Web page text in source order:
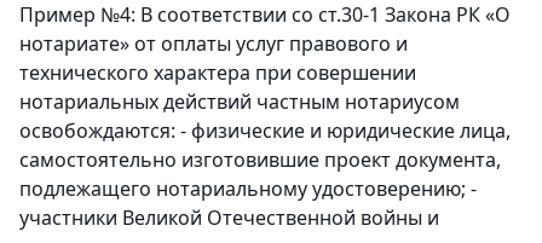
Пример №4: В соответствии со ст.30-1 Закона РК «О
нотариате» от оплаты услуг правового и
технического характера при совершении
нотариальных действий частным нотариусом
освобождаются: - физические и юридические лица,
самостоятельно изготовившие проект документа,
подлежащего нотариальному удостоверению; -
участники Великой Отечественной войны и